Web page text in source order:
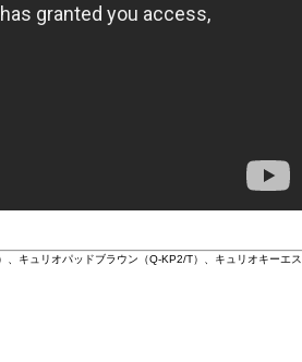
キュリオパッドブラウン（Q-KP2/T）、キュリオキーエス